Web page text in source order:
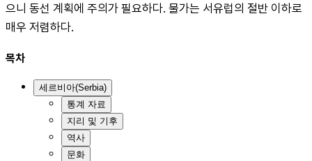
으니 동선 계획에 주의가 필요하다. 물가는 서유럽의 절반 이하로
매우 저렴하다.
목차
세르비아(Serbia)
통계 자료
지리 및 기후
역사
문화